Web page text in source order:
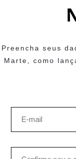
Preencha seus
Marte, como